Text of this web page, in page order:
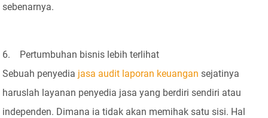
sebenarnya.
6. Pertumbuhan bisnis lebih terlihat
Sebuah penyedia jasa audit laporan keuangan sejatinya
haruslah layanan penyedia jasa yang berdiri sendiri atau
independen. Dimana ia tidak akan memihak satu sisi. Hal